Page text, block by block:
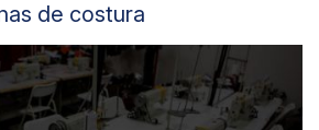
de costura